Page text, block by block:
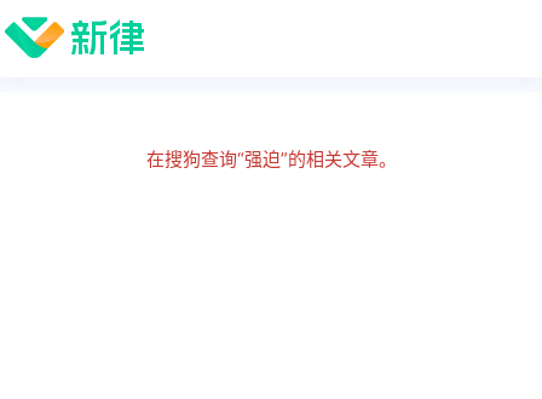
在搜狗查询“强迫”的相关文章。